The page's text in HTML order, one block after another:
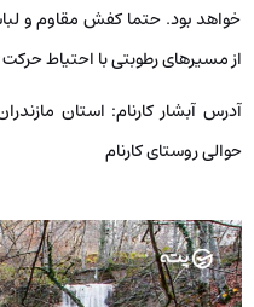
خواهد بود. حتما کفش مقاوم و
از مسیرهای رطوبتی با احتیاط
آدرس آبشار کارنام: استان
حوالی روستای کارنام